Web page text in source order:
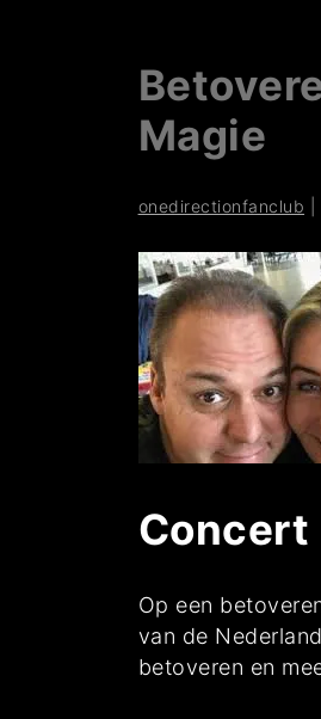
Magie
onedirectionfanclub
Concert
Op een
van de
betoveren en